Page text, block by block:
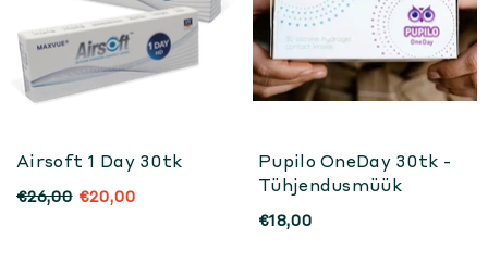
Airsoft 1 Day 30tk
€26,00 €20,00
Pupilo OneDay 30tk -
Tühjendusmüük
€18,00